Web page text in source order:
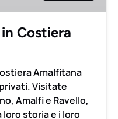
Costiera
Amalfitana
Visitate
Amalfi e Ravello,
storia e i loro